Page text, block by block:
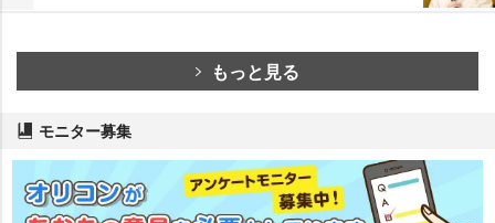
もっと見る
モニター募集